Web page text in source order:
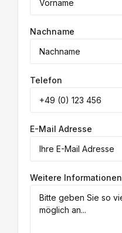
Nachname
Telefon
E-Mail Adresse
Weitere Informationen